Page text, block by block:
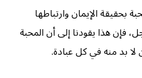
بحقيقة الإيمان وارتباطها
فإن هذا يقودنا إلى أن المحبة
بد منه في كل عبادة.